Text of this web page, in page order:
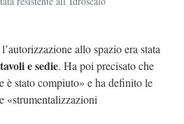
allo spazio era stata
e sedie. Ha poi precisato che
è stato compiuto» e ha definito le
«strumentalizzazioni